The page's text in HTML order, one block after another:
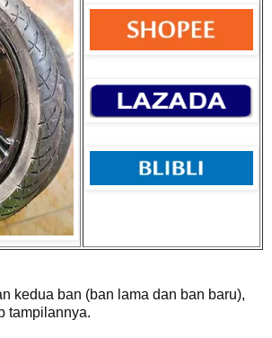
kedua ban (ban lama dan ban baru),
tampilannya.